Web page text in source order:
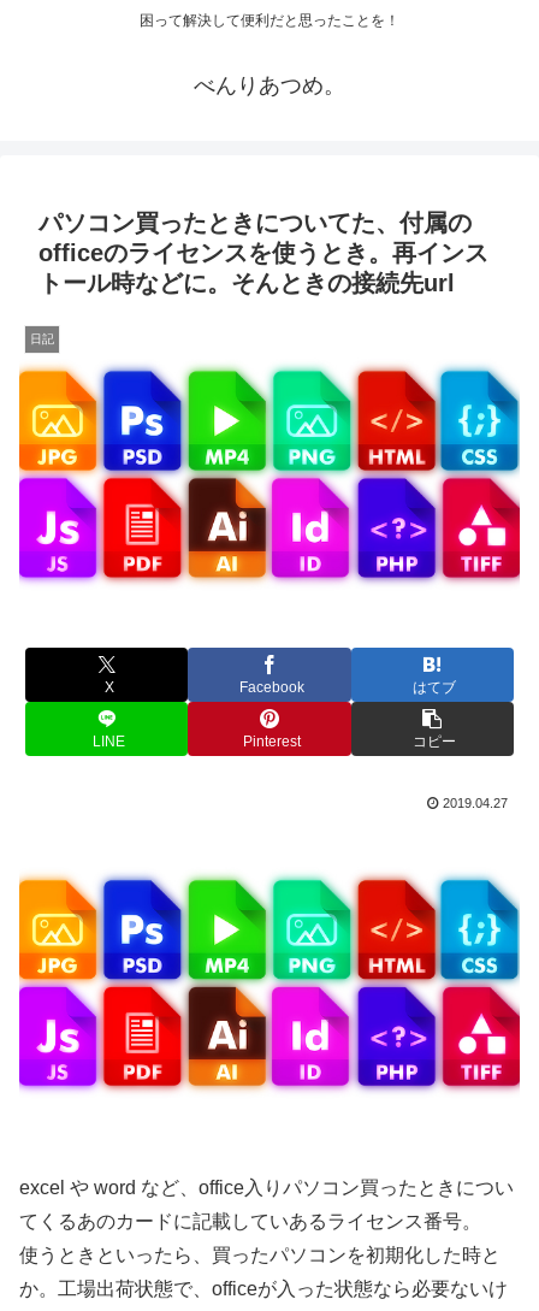
困って解決して便利だと思ったことを！
べんりあつめ。
パソコン買ったときについてた、付属の
officeのライセンスを使うとき。再インス
トール時などに。そんときの接続先url
日記
X Facebook はてブ
LINE Pinterest コピー
2019.04.27
excel や word など、office入りパソコン買ったときについ
てくるあのカードに記載していあるライセンス番号。
使うときといったら、買ったパソコンを初期化した時と
か。工場出荷状態で、officeが入った状態なら必要ないけ